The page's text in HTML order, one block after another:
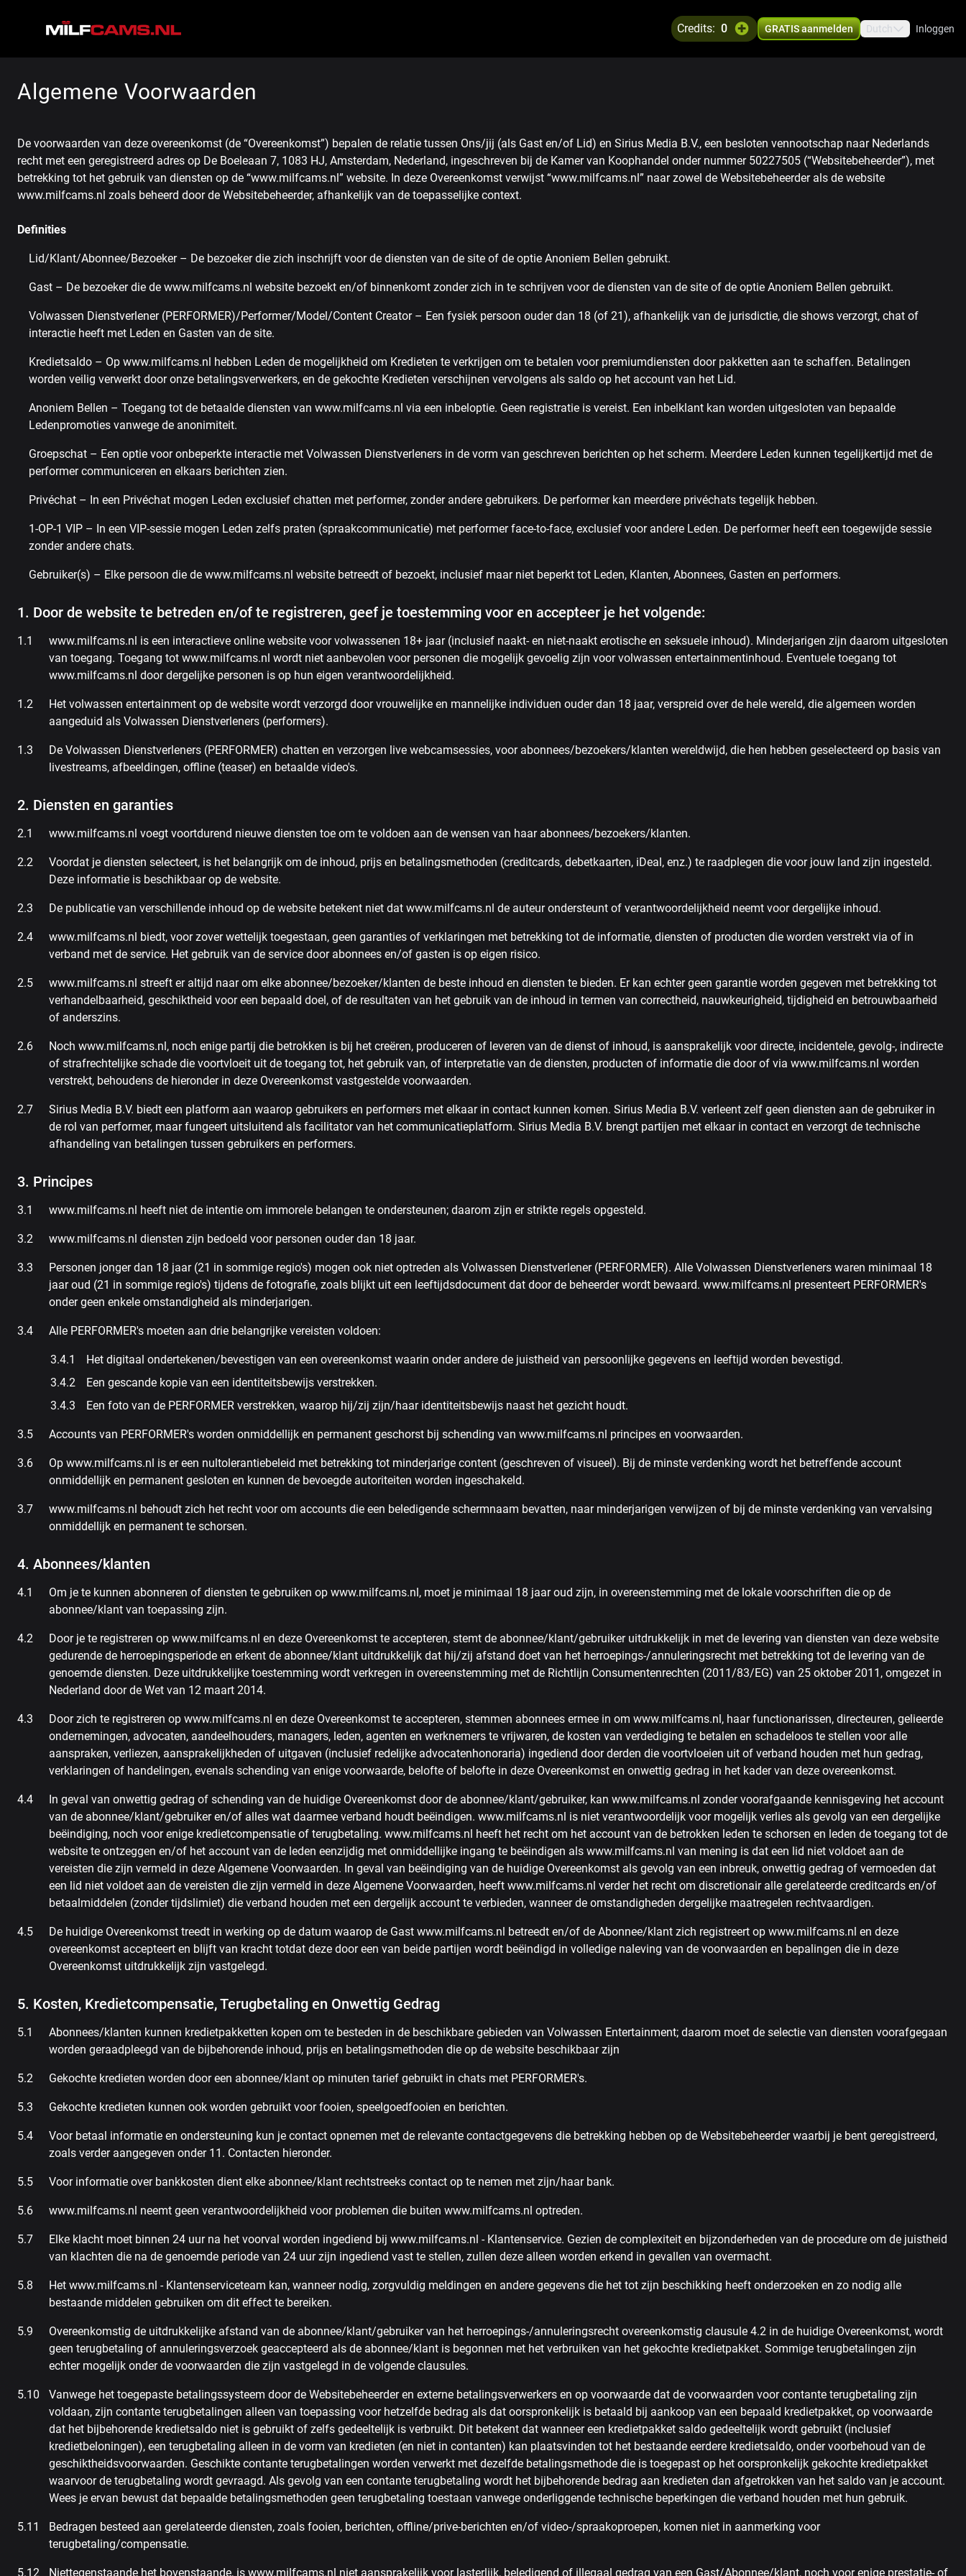
credits: 0 GRATIS aanmelden Dutch Inloggen
Algemene Voorwaarden
De voorwaarden van deze overeenkomst (de “Overeenkomst”) bepalen de relatie tussen Ons/jij (als Gast en/of Lid) en Sirius Media B.V., een besloten vennootschap naar Nederlands
recht met een geregistreerd adres op De Boeleaan 7, 1083 HJ, Amsterdam, Nederland, ingeschreven bij de Kamer van Koophandel onder nummer 50227505 (“Websitebeheerder”), met
betrekking tot het gebruik van diensten op de “www.milfcams.nl” website. In deze Overeenkomst verwijst “www.milfcams.nl” naar zowel de Websitebeheerder als de website
www.milfcams.nl zoals beheerd door de Websitebeheerder, afhankelijk van de toepasselijke context.
Definities
Lid/Klant/Abonnee/Bezoeker – De bezoeker die zich inschrijft voor de diensten van de site of de optie Anoniem Bellen gebruikt.
Gast – De bezoeker die de www.milfcams.nl website bezoekt en/of binnenkomt zonder zich in te schrijven voor de diensten van de site of de optie Anoniem Bellen gebruikt.
Volwassen Dienstverlener (PERFORMER)/Performer/Model/Content Creator – Een fysiek persoon ouder dan 18 (of 21), afhankelijk van de jurisdictie, die shows verzorgt, chat of
interactie heeft met Leden en Gasten van de site.
Kredietsaldo – Op www.milfcams.nl hebben Leden de mogelijkheid om Kredieten te verkrijgen om te betalen voor premiumdiensten door pakketten aan te schaffen. Betalingen
worden veilig verwerkt door onze betalingsverwerkers, en de gekochte Kredieten verschijnen vervolgens als saldo op het account van het Lid.
Anoniem Bellen – Toegang tot de betaalde diensten van www.milfcams.nl via een inbeloptie. Geen registratie is vereist. Een inbelklant kan worden uitgesloten van bepaalde
Ledenpromoties vanwege de anonimiteit.
Groepschat – Een optie voor onbeperkte interactie met Volwassen Dienstverleners in de vorm van geschreven berichten op het scherm. Meerdere Leden kunnen tegelijkertijd met de
performer communiceren en elkaars berichten zien.
Privéchat – In een Privéchat mogen Leden exclusief chatten met performer, zonder andere gebruikers. De performer kan meerdere privéchats tegelijk hebben.
1-OP-1 VIP – In een VIP-sessie mogen Leden zelfs praten (spraakcommunicatie) met performer face-to-face, exclusief voor andere Leden. De performer heeft een toegewijde sessie
zonder andere chats.
Gebruiker(s) – Elke persoon die de www.milfcams.nl website betreedt of bezoekt, inclusief maar niet beperkt tot Leden, Klanten, Abonnees, Gasten en performers.
1. Door de website te betreden en/of te registreren, geef je toestemming voor en accepteer je het volgende:
www.milfcams.nl is een interactieve online website voor volwassenen 18+ jaar (inclusief naakt- en niet-naakt erotische en seksuele inhoud). Minderjarigen zijn daarom uitgesloten
van toegang. Toegang tot www.milfcams.nl wordt niet aanbevolen voor personen die mogelijk gevoelig zijn voor volwassen entertainmentinhoud. Eventuele toegang tot
www.milfcams.nl door dergelijke personen is op hun eigen verantwoordelijkheid.
Het volwassen entertainment op de website wordt verzorgd door vrouwelijke en mannelijke individuen ouder dan 18 jaar, verspreid over de hele wereld, die algemeen worden
aangeduid als Volwassen Dienstverleners (performers).
De Volwassen Dienstverleners (PERFORMER) chatten en verzorgen live webcamsessies, voor abonnees/bezoekers/klanten wereldwijd, die hen hebben geselecteerd op basis van
livestreams, afbeeldingen, offline (teaser) en betaalde video's.
2. Diensten en garanties
www.milfcams.nl voegt voortdurend nieuwe diensten toe om te voldoen aan de wensen van haar abonnees/bezoekers/klanten.
Voordat je diensten selecteert, is het belangrijk om de inhoud, prijs en betalingsmethoden (creditcards, debetkaarten, iDeal, enz.) te raadplegen die voor jouw land zijn ingesteld.
Deze informatie is beschikbaar op de website.
De publicatie van verschillende inhoud op de website betekent niet dat www.milfcams.nl de auteur ondersteunt of verantwoordelijkheid neemt voor dergelijke inhoud.
www.milfcams.nl biedt, voor zover wettelijk toegestaan, geen garanties of verklaringen met betrekking tot de informatie, diensten of producten die worden verstrekt via of in
verband met de service. Het gebruik van de service door abonnees en/of gasten is op eigen risico.
www.milfcams.nl streeft er altijd naar om elke abonnee/bezoeker/klanten de beste inhoud en diensten te bieden. Er kan echter geen garantie worden gegeven met betrekking tot
verhandelbaarheid, geschiktheid voor een bepaald doel, of de resultaten van het gebruik van de inhoud in termen van correctheid, nauwkeurigheid, tijdigheid en betrouwbaarheid
of anderszins.
Noch www.milfcams.nl, noch enige partij die betrokken is bij het creëren, produceren of leveren van de dienst of inhoud, is aansprakelijk voor directe, incidentele, gevolg-, indirecte
of strafrechtelijke schade die voortvloeit uit de toegang tot, het gebruik van, of interpretatie van de diensten, producten of informatie die door of via www.milfcams.nl worden
verstrekt, behoudens de hieronder in deze Overeenkomst vastgestelde voorwaarden.
Sirius Media B.V. biedt een platform aan waarop gebruikers en performers met elkaar in contact kunnen komen. Sirius Media B.V. verleent zelf geen diensten aan de gebruiker in
de rol van performer, maar fungeert uitsluitend als facilitator van het communicatieplatform. Sirius Media B.V. brengt partijen met elkaar in contact en verzorgt de technische
afhandeling van betalingen tussen gebruikers en performers.
3. Principes
www.milfcams.nl heeft niet de intentie om immorele belangen te ondersteunen; daarom zijn er strikte regels opgesteld.
www.milfcams.nl diensten zijn bedoeld voor personen ouder dan 18 jaar.
Personen jonger dan 18 jaar (21 in sommige regio's) mogen ook niet optreden als Volwassen Dienstverlener (PERFORMER). Alle Volwassen Dienstverleners waren minimaal 18
jaar oud (21 in sommige regio's) tijdens de fotografie, zoals blijkt uit een leeftijdsdocument dat door de beheerder wordt bewaard. www.milfcams.nl presenteert PERFORMER's
onder geen enkele omstandigheid als minderjarigen.
Alle PERFORMER's moeten aan drie belangrijke vereisten voldoen:
Het digitaal ondertekenen/bevestigen van een overeenkomst waarin onder andere de juistheid van persoonlijke gegevens en leeftijd worden bevestigd.
Een gescande kopie van een identiteitsbewijs verstrekken.
Een foto van de PERFORMER verstrekken, waarop hij/zij zijn/haar identiteitsbewijs naast het gezicht houdt.
Accounts van PERFORMER's worden onmiddellijk en permanent geschorst bij schending van www.milfcams.nl principes en voorwaarden.
Op www.milfcams.nl is er een nultolerantiebeleid met betrekking tot minderjarige content (geschreven of visueel). Bij de minste verdenking wordt het betreffende account
onmiddellijk en permanent gesloten en kunnen de bevoegde autoriteiten worden ingeschakeld.
www.milfcams.nl behoudt zich het recht voor om accounts die een beledigende schermnaam bevatten, naar minderjarigen verwijzen of bij de minste verdenking van vervalsing
onmiddellijk en permanent te schorsen.
4. Abonnees/klanten
Om je te kunnen abonneren of diensten te gebruiken op www.milfcams.nl, moet je minimaal 18 jaar oud zijn, in overeenstemming met de lokale voorschriften die op de
abonnee/klant van toepassing zijn.
Door je te registreren op www.milfcams.nl en deze Overeenkomst te accepteren, stemt de abonnee/klant/gebruiker uitdrukkelijk in met de levering van diensten van deze website
gedurende de herroepingsperiode en erkent de abonnee/klant uitdrukkelijk dat hij/zij afstand doet van het herroepings-/annuleringsrecht met betrekking tot de levering van de
genoemde diensten. Deze uitdrukkelijke toestemming wordt verkregen in overeenstemming met de Richtlijn Consumentenrechten (2011/83/EG) van 25 oktober 2011, omgezet in
Nederland door de Wet van 12 maart 2014.
Door zich te registreren op www.milfcams.nl en deze Overeenkomst te accepteren, stemmen abonnees ermee in om www.milfcams.nl, haar functionarissen, directeuren, gelieerde
ondernemingen, advocaten, aandeelhouders, managers, leden, agenten en werknemers te vrijwaren, de kosten van verdediging te betalen en schadeloos te stellen voor alle
aanspraken, verliezen, aansprakelijkheden of uitgaven (inclusief redelijke advocatenhonoraria) ingediend door derden die voortvloeien uit of verband houden met hun gedrag,
verklaringen of handelingen, evenals schending van enige voorwaarde, belofte of belofte in deze Overeenkomst en onwettig gedrag in het kader van deze overeenkomst.
In geval van onwettig gedrag of schending van de huidige Overeenkomst door de abonnee/klant/gebruiker, kan www.milfcams.nl zonder voorafgaande kennisgeving het account
van de abonnee/klant/gebruiker en/of alles wat daarmee verband houdt beëindigen. www.milfcams.nl is niet verantwoordelijk voor mogelijk verlies als gevolg van een dergelijke
beëindiging, noch voor enige kredietcompensatie of terugbetaling. www.milfcams.nl heeft het recht om het account van de betrokken leden te schorsen en leden de toegang tot de
website te ontzeggen en/of het account van de leden eenzijdig met onmiddellijke ingang te beëindigen als www.milfcams.nl van mening is dat een lid niet voldoet aan de
vereisten die zijn vermeld in deze Algemene Voorwaarden. In geval van beëindiging van de huidige Overeenkomst als gevolg van een inbreuk, onwettig gedrag of vermoeden dat
een lid niet voldoet aan de vereisten die zijn vermeld in deze Algemene Voorwaarden, heeft www.milfcams.nl verder het recht om discretionair alle gerelateerde creditcards en/of
betaalmiddelen (zonder tijdslimiet) die verband houden met een dergelijk account te verbieden, wanneer de omstandigheden dergelijke maatregelen rechtvaardigen.
De huidige Overeenkomst treedt in werking op de datum waarop de Gast www.milfcams.nl betreedt en/of de Abonnee/klant zich registreert op www.milfcams.nl en deze
overeenkomst accepteert en blijft van kracht totdat deze door een van beide partijen wordt beëindigd in volledige naleving van de voorwaarden en bepalingen die in deze
Overeenkomst uitdrukkelijk zijn vastgelegd.
5. Kosten, Kredietcompensatie, Terugbetaling en Onwettig Gedrag
Abonnees/klanten kunnen kredietpakketten kopen om te besteden in de beschikbare gebieden van Volwassen Entertainment; daarom moet de selectie van diensten voorafgegaan
worden geraadpleegd van de bijbehorende inhoud, prijs en betalingsmethoden die op de website beschikbaar zijn
Gekochte kredieten worden door een abonnee/klant op minuten tarief gebruikt in chats met PERFORMER's.
Gekochte kredieten kunnen ook worden gebruikt voor fooien, speelgoedfooien en berichten.
Voor betaal informatie en ondersteuning kun je contact opnemen met de relevante contactgegevens die betrekking hebben op de Websitebeheerder waarbij je bent geregistreerd,
zoals verder aangegeven onder 11. Contacten hieronder.
Voor informatie over bankkosten dient elke abonnee/klant rechtstreeks contact op te nemen met zijn/haar bank.
www.milfcams.nl neemt geen verantwoordelijkheid voor problemen die buiten www.milfcams.nl optreden.
Elke klacht moet binnen 24 uur na het voorval worden ingediend bij www.milfcams.nl - Klantenservice. Gezien de complexiteit en bijzonderheden van de procedure om de juistheid
van klachten die na de genoemde periode van 24 uur zijn ingediend vast te stellen, zullen deze alleen worden erkend in gevallen van overmacht.
Het www.milfcams.nl - Klantenserviceteam kan, wanneer nodig, zorgvuldig meldingen en andere gegevens die het tot zijn beschikking heeft onderzoeken en zo nodig alle
bestaande middelen gebruiken om dit effect te bereiken.
Overeenkomstig de uitdrukkelijke afstand van de abonnee/klant/gebruiker van het herroepings-/annuleringsrecht overeenkomstig clausule 4.2 in de huidige Overeenkomst, wordt
geen terugbetaling of annuleringsverzoek geaccepteerd als de abonnee/klant is begonnen met het verbruiken van het gekochte kredietpakket. Sommige terugbetalingen zijn
echter mogelijk onder de voorwaarden die zijn vastgelegd in de volgende clausules.
Vanwege het toegepaste betalingssysteem door de Websitebeheerder en externe betalingsverwerkers en op voorwaarde dat de voorwaarden voor contante terugbetaling zijn
voldaan, zijn contante terugbetalingen alleen van toepassing voor hetzelfde bedrag als dat oorspronkelijk is betaald bij aankoop van een bepaald kredietpakket, op voorwaarde
dat het bijbehorende kredietsaldo niet is gebruikt of zelfs gedeeltelijk is verbruikt. Dit betekent dat wanneer een kredietpakket saldo gedeeltelijk wordt gebruikt (inclusief
kredietbeloningen), een terugbetaling alleen in de vorm van kredieten (en niet in contanten) kan plaatsvinden tot het bestaande eerdere kredietsaldo, onder voorbehoud van de
geschiktheidsvoorwaarden. Geschikte contante terugbetalingen worden verwerkt met dezelfde betalingsmethode die is toegepast op het oorspronkelijk gekochte kredietpakket
waarvoor de terugbetaling wordt gevraagd. Als gevolg van een contante terugbetaling wordt het bijbehorende bedrag aan kredieten dan afgetrokken van het saldo van je account.
Wees je ervan bewust dat bepaalde betalingsmethoden geen terugbetaling toestaan vanwege onderliggende technische beperkingen die verband houden met hun gebruik.
Bedragen besteed aan gerelateerde diensten, zoals fooien, berichten, offline/prive-berichten en/of video-/spraakoproepen, komen niet in aanmerking voor
terugbetaling/compensatie.
Niettegenstaande het bovenstaande, is www.milfcams.nl niet aansprakelijk voor lasterlijk, beledigend of illegaal gedrag van een Gast/Abonnee/klant, noch voor enige prestatie- of